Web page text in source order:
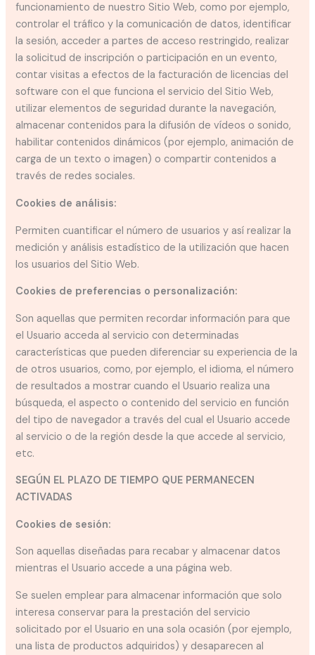
funcionamiento de nuestro Sitio Web, como por ejemplo,
controlar el tráfico y la comunicación de datos, identificar
la sesión, acceder a partes de acceso restringido, realizar
la solicitud de inscripción o participación en un evento,
contar visitas a efectos de la facturación de licencias del
software con el que funciona el servicio del Sitio Web,
utilizar elementos de seguridad durante la navegación,
almacenar contenidos para la difusión de vídeos o sonido,
habilitar contenidos dinámicos (por ejemplo, animación de
carga de un texto o imagen) o compartir contenidos a
través de redes sociales.
Cookies de análisis:
Permiten cuantificar el número de usuarios y así realizar la
medición y análisis estadístico de la utilización que hacen
los usuarios del Sitio Web.
Cookies de preferencias o personalización:
Son aquellas que permiten recordar información para que
el Usuario acceda al servicio con determinadas
características que pueden diferenciar su experiencia de la
de otros usuarios, como, por ejemplo, el idioma, el número
de resultados a mostrar cuando el Usuario realiza una
búsqueda, el aspecto o contenido del servicio en función
del tipo de navegador a través del cual el Usuario accede
al servicio o de la región desde la que accede al servicio,
etc.
SEGÚN EL PLAZO DE TIEMPO QUE PERMANECEN
ACTIVADAS
Cookies de sesión:
Son aquellas diseñadas para recabar y almacenar datos
mientras el Usuario accede a una página web.
Se suelen emplear para almacenar información que solo
interesa conservar para la prestación del servicio
solicitado por el Usuario en una sola ocasión (por ejemplo,
una lista de productos adquiridos) y desaparecen al